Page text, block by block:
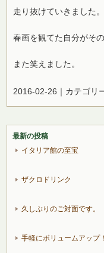
走り抜けていきました。
春画を観てた自分がそ
また笑えました。
2016-02-26｜カテゴリ
最新の投稿
イタリア館の至宝
ザクロドリンク
久しぶりのご対面です。
手軽にボリュームアップ！